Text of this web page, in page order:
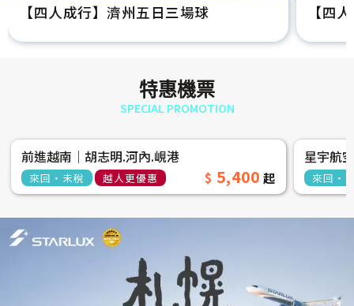
【四人成行】濟州五日三場球 【四
特惠機票
SPECIAL PROMOTION
前進越南│胡志明.河內.峴港
來回‧未稅 越人更優惠 5,400
星宇航
來回‧